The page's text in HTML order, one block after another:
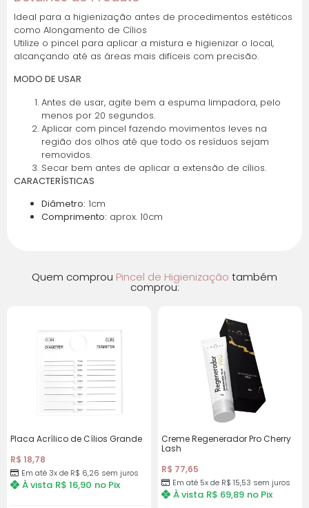
Parcelas:
juros
11,00
2x de R$5,50sem
juros
11,00
Ideal para a higienização antes de procedimentos estéticos
como Alongamento de Cílios
Utilize o pincel para aplicar a mistura e higienizar o local,
alcançando até as áreas mais difíceis com precisão.
MODO DE USAR
Antes de usar, agite bem a espuma limpadora, pelo
menos por 20 segundos.
Aplicar com pincel fazendo movimentos leves na
região dos olhos até que todo os resíduos sejam
removidos.
Secar bem antes de aplicar a extensão de cílios.
CARACTERÍSTICAS
Diâmetro: 1cm
Comprimento: aprox. 10cm
Quem comprou Pincel de Higienização também
comprou:
Placa Acrílico de Cílios Grande
R$ 18,78
Em até 3x de R$ 6,26 sem juros
À vista R$ 16,90 no Pix
Creme Regenerador Pro Cherry
Lash
R$ 77,65
Em até 5x de R$ 15,53 sem juros
À vista R$ 69,89 no Pix